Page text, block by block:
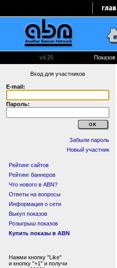
v4.25 Показов
Вход для участников
E-mail:
Пароль:
Забыли пароль
Новый участник
Рейтинг сайтов
Рейтинг баннеров
Что нового в ABN?
Ответы на вопросы
Информация о сети
Выкуп показов
Розыгрыш показов
Купить показы в ABN
Нажми кнопку "Like"
и кнопку "+1" и получи